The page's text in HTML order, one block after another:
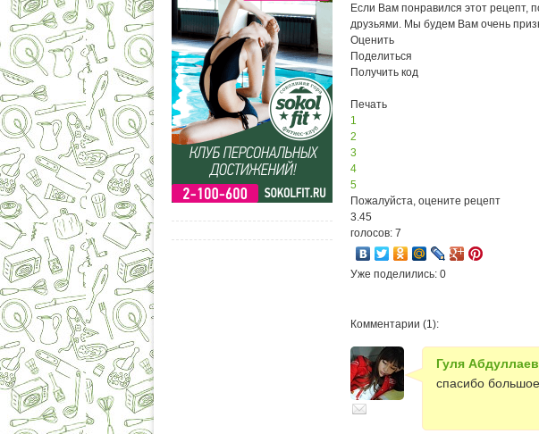
Если Вам понравился этот рецепт,
друзьями. Мы будем Вам очень
Оценить
Поделиться
Получить код
Печать
1
2
3
4
5
Пожалуйста, оцените рецепт
3.45
голосов: 7
Уже поделились: 0
Комментарии (1):
Гуля
спасибо большое